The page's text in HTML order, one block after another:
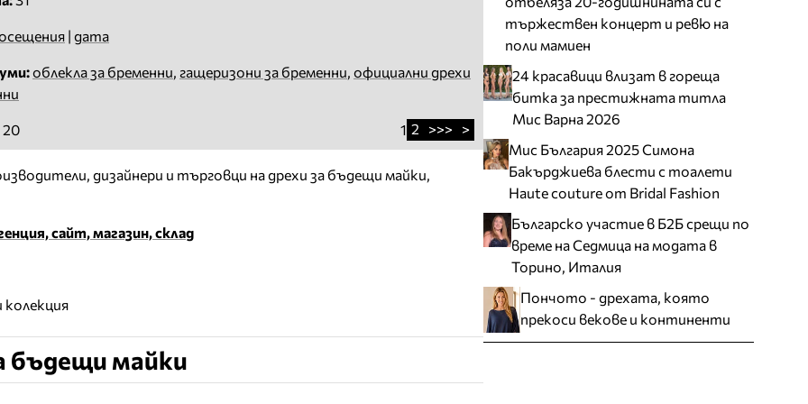
| дата
облекла за бременни, гащeризони за бременни, официални дрехи
1 2 >>> >
дизайнери и търговци на дрехи за бъдещи майки,
сайт, магазин, склад
бъдещи майки
тържествен концерт и ревю на
поли мамиен
24 красавици влизат в гореща
битка за престижната титла
Мис Варна 2026
Мис България 2025 Симона
Бакърджиева блести с тоалети
Haute couture от Bridal Fashion
Българско участие в Б2Б срещи по
време на Седмица на модата в
Торино, Италия
Пончото - дрехата, която
прекоси векове и континенти